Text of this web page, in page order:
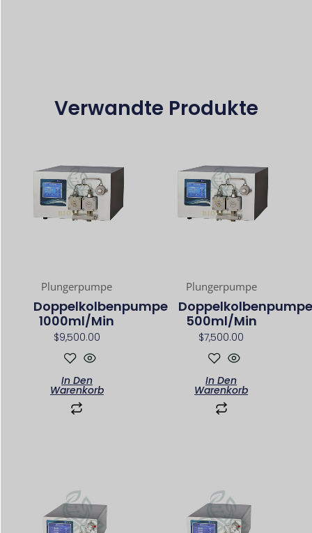
Verwandte Produkte
Plungerpumpe
Doppelkolbenpumpe
1000ml/min
$9,500.00
In Den
Warenkorb
Plungerpumpe
Doppelkolbenpumpe
500ml/min
$7,500.00
In Den
Warenkorb